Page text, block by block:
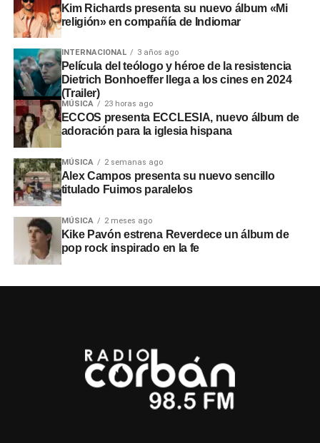
Kim Richards presenta su nuevo álbum «Mi
religión» en compañía de Indiomar
INTERNACIONAL 3 años ago
Película del teólogo y héroe de la resistencia
Dietrich Bonhoeffer llega a los cines en 2024
(Trailer)
MÚSICA 23 horas ago
ECCOS presenta ECCLESIA, nuevo álbum de
adoración para la iglesia hispana
MÚSICA 2 semanas ago
Alex Campos presenta su nuevo sencillo
titulado Fuimos paralelos
MÚSICA 2 meses ago
Kike Pavón estrena Reverdece un álbum de
pop rock inspirado en la fe